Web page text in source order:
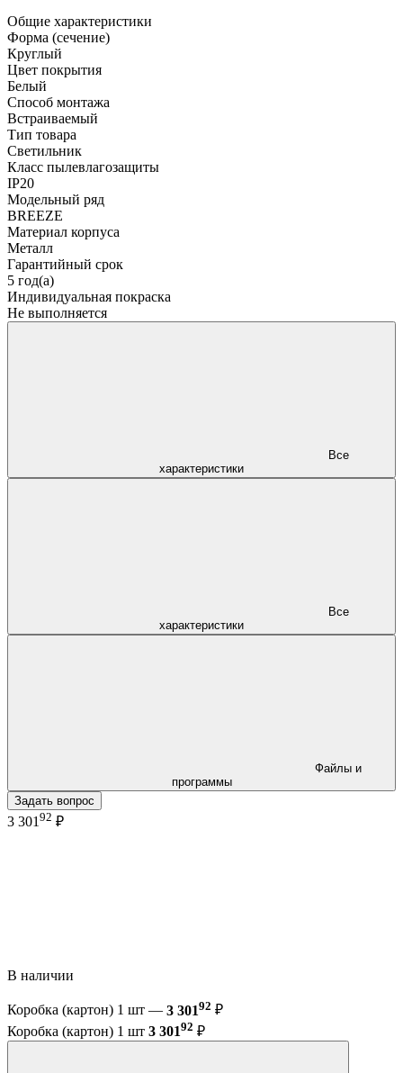
Общие характеристики
Форма (сечение)
Круглый
Цвет покрытия
Белый
Способ монтажа
Встраиваемый
Тип товара
Светильник
Класс пылевлагозащиты
IP20
Модельный ряд
BREEZE
Материал корпуса
Металл
Гарантийный срок
5 год(а)
Индивидуальная покраска
Не выполняется
характеристики
характеристики
программы
Задать вопрос
3 301 92 ₽
В наличии
Коробка (картон) 1 шт — 3 30192 ₽
Коробка (картон) 1 шт 3 30192 ₽